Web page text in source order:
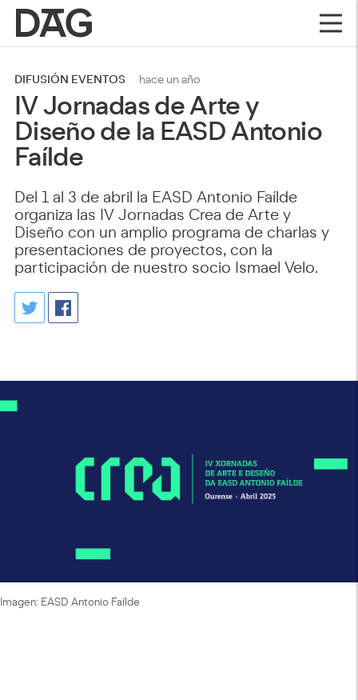
DIFUSIÓN EVENTOS hace un año
IV Jornadas de Arte y
Diseño de la EASD Antonio
Faílde​
Del 1 al 3 de abril la EASD Antonio Faílde
organiza las IV Jornadas Crea de Arte y
Diseño con un amplio programa de charlas y
presentaciones de proyectos, con la
participación de nuestro socio Ismael Velo.​​​
Imagen: EASD Antonio Faílde